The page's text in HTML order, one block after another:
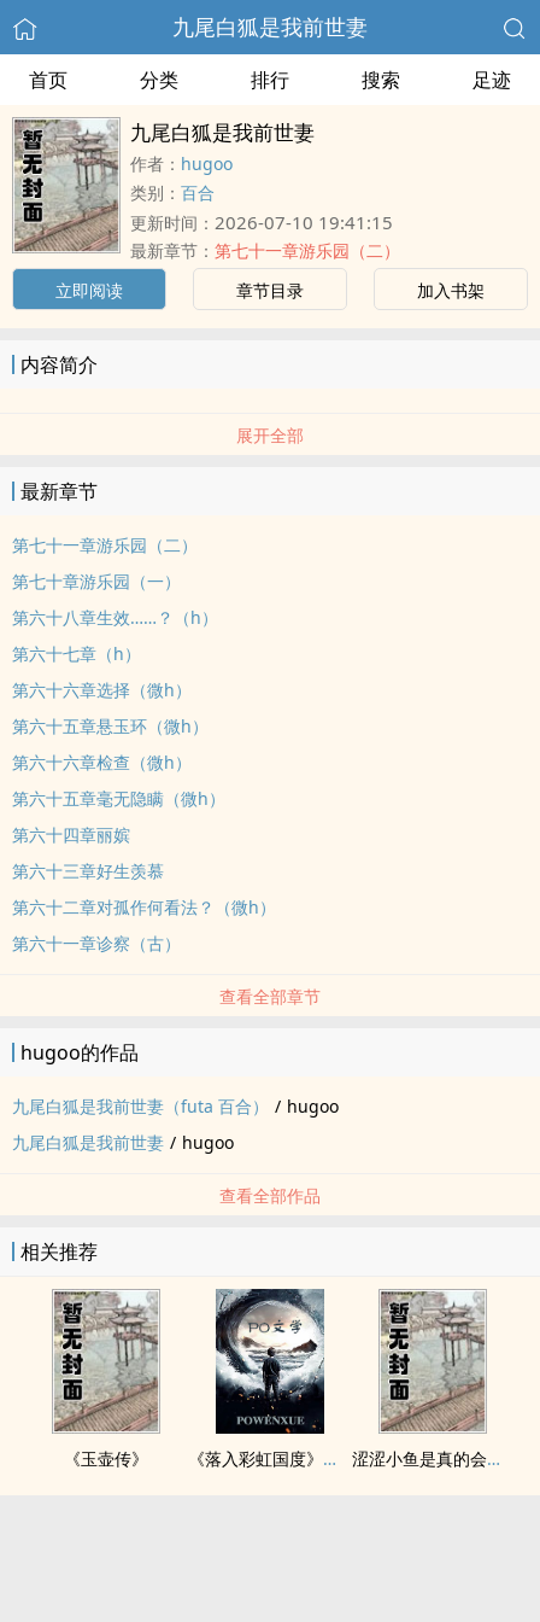
九尾白狐是我前世妻
首页 分类 排行 搜索 足迹
九尾白狐是我前世妻
作者： hugoo
类别： 百合
更新时间： 2026-07-10 19:41:15
最新章节： 第七十一章游乐园（二）
立即阅读
章节目录 加入书架
内容简介
展开全部
最新章节
第七十一章游乐园（二）
第七十章游乐园（一）
第六十八章生效……？（h）
第六十七章（h）
第六十六章选择（微h）
第六十五章悬玉环（微h）
第六十六章检查（微h）
第六十五章毫无隐瞒（微h）
第六十四章丽嫔
第六十三章好生羡慕
第六十二章对孤作何看法？（微h）
第六十一章诊察（古）
查看全部章节
hugoo的作品
九尾白狐是我前世妻（futa 百合） / hugoo
九尾白狐是我前世妻 / hugoo
查看全部作品
相关推荐
《玉壶传》 《落入彩虹国度》穿越+西幻+言情 涩涩小鱼是真的会被干透